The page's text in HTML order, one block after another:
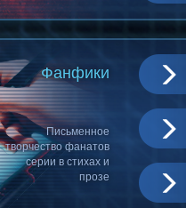
Фанфики
Письменное
творчество фанатов
серии в стихах и
прозе